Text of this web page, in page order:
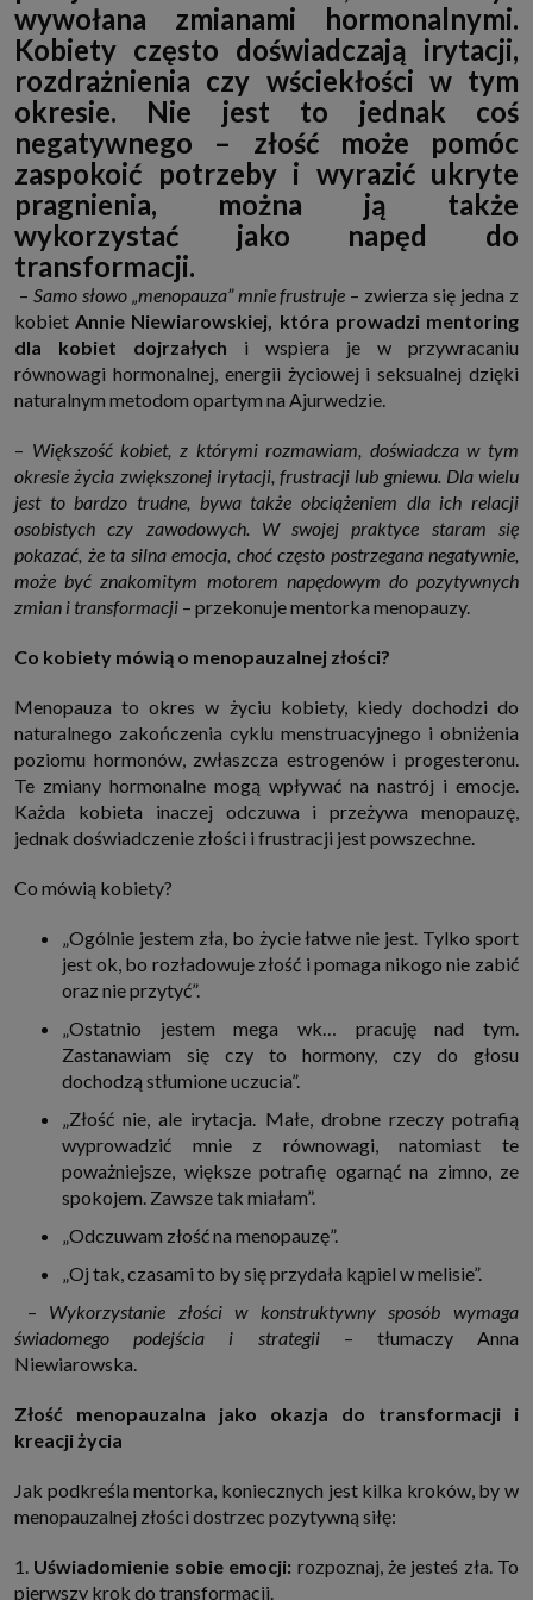
http://www.sagier.pl/
Jeżeli wyrazisz zgodę, o którą wyżej prosimy, administratorami Twoich
danych osobowych będą także nasi Zaufani Partnerzy. Listę Zaufanych
Partnerów możesz sprawdzić w każdym momencie na stronie naszej
polityki prywatności i tam też zmodyfikować lub cofnąć swoje zgody.
Podstawa i cel przetwarzania
Twoje dane przetwarzamy w następujących celach:
1. Jeśli zawieramy z Tobą umowę o realizację danej usługi (np. usługi
zapewniającej Ci możliwość zapoznania się z jednym z naszych serwisów
w oparciu o treść regulaminu tego serwisu), to możemy przetwarzać
Twoje dane w zakresie niezbędnym do realizacji tej umowy.
2. Zapewnianie bezpieczeństwa usługi (np. sprawdzenie, czy do Twojego
konta nie loguje się nieuprawniona osoba), dokonanie pomiarów
statystycznych, ulepszanie naszych usług i dopasowanie ich do potrzeb i
wygody użytkowników (np. personalizowanie treści w usługach), jak
również prowadzenie marketingu i promocji własnych usług (np. jeśli
interesujesz się motoryzacją i oglądasz artykuły w biznesistyl.pl lub na
innych stronach internetowych, to możemy Ci wyświetlić reklamę
dotyczącą artykułu w serwisie biznesistyl.pl/automoto. Takie
przetwarzanie danych to realizacja naszych prawnie uzasadnionych
3. Za Twoją zgodą usługi marketingowe dostarczą Ci nasi Zaufani
Partnerzy oraz my dla podmiotów trzecich. Aby móc pokazać interesujące
Cię reklamy (np. produktu, którego możesz potrzebować) reklamodawcy i
ich przedstawiciele chcieliby mieć możliwość przetwarzania Twoich
danych związanych z odwiedzanymi przez Ciebie stronami
internetowymi. Udzielenie takiej zgody jest dobrowolne, nie musisz jej
udzielać, nie pozbawi Cię to dostępu do naszych usług. Masz również
możliwość ograniczenia zakresu lub zmiany zgody w dowolnym
momencie.
przetwarzania, czyli w przypadku udzielenia zgody do momentu jej
cofnięcia, ograniczenia lub innych działań z Twojej strony ograniczających
czas jej wykonywania i ewentualnie okres przedawnienia roszczeń z niej
(zwykle nie więcej niż 3 lata, a maksymalnie 10 lat), a w przypadku, gdy
podstawą przetwarzania danych jest uzasadniony interes administratora,
do czasu zgłoszenia przez Ciebie skutecznego sprzeciwu.
Przekazywanie danych
Administratorzy danych mogą powierzać Twoje dane podwykonawcom IT,
księgowym, agencjom marketingowym etc. Zrobią to jedynie na
podstawie umowy o powierzenie przetwarzania danych zobowiązującej
nich do własnych celów.
Na naszych stronach używamy znaczników internetowych takich jak pliki
np. cookie lub local storage do zbierania i przetwarzania danych
osobowych w celu personalizowania treści i reklam oraz analizowania
ruchu na stronach, aplikacjach i w Internecie. W ten sposób technologię tę
Partnerzy, którzy także chcą dopasowywać reklamy do Twoich preferencji.
Cookies to dane informatyczne zapisywane w plikach i przechowywane na
Twoim urządzeniu końcowym (tj. twój komputer, tablet, smartphone itp.),
które przeglądarka wysyła do serwera przy każdorazowym wejściu na
stronę z tego urządzenia, podczas gdy odwiedzasz strony w Internecie.
Szczegółową informację na temat plików cookie i ich funkcjonowania
znajdziesz
pod tym linkiem
. Pod tym linkiem znajdziesz także informację
o tym jak zmienić ustawienia przeglądarki, aby ograniczyć lub wyłączyć
funkcjonowanie plików cookies itp. oraz jak usunąć takie pliki z Twojego
Twoje uprawnienia
Przysługują Ci następujące uprawnienia wobec Twoich danych i ich
Partnerów:
1. Jeśli udzieliłeś zgody na przetwarzanie danych możesz ją w każdej
chwili wycofać (cofnięcie zgody oczywiście nie uchyli zgodności z prawem
przetwarzania już dokonanego na jej podstawie);
2. Masz również prawo żądania dostępu do Twoich danych osobowych, ich
przeniesienia danych, wyrażenia sprzeciwu wobec przetwarzania danych
oraz prawo do wniesienia skargi do organu nadzorczego, którym w Polsce
jest Prezes Urzędu Ochrony Danych Osobowych.
wywołana zmianami hormonalnymi.
Kobiety często doświadczają irytacji,
rozdrażnienia czy wściekłości w tym
okresie. Nie jest to jednak coś
negatywnego – złość może pomóc
zaspokoić potrzeby i wyrazić ukryte
pragnienia, można ją także
wykorzystać jako napęd do
transformacji.
– Samo słowo „menopauza” mnie frustruje – zwierza się jedna z
kobietAnnie Niewiarowskiej, która prowadzi mentoring
dla kobiet dojrzałych i wspiera je w przywracaniu
równowagi hormonalnej, energii życiowej i seksualnej dzięki
naturalnym metodom opartym na Ajurwedzie.
– Większość kobiet, z którymi rozmawiam, doświadcza w tym
okresie życia zwiększonej irytacji, frustracji lub gniewu. Dla wielu
jest to bardzo trudne, bywa także obciążeniem dla ich relacji
osobistych czy zawodowych. W swojej praktyce staram się
pokazać, że ta silna emocja, choć często postrzegana negatywnie,
może być znakomitym motorem napędowym do pozytywnych
zmian i transformacji – przekonuje mentorka menopauzy.
Co kobiety mówią o menopauzalnej złości?
Menopauza to okres w życiu kobiety, kiedy dochodzi do
naturalnego zakończenia cyklu menstruacyjnego i obniżenia
poziomu hormonów, zwłaszcza estrogenów i progesteronu.
Te zmiany hormonalne mogą wpływać na nastrój i emocje.
Każda kobieta inaczej odczuwa i przeżywa menopauzę,
jednak doświadczenie złości i frustracji jest powszechne.
Co mówią kobiety?
„Ogólnie jestem zła, bo życie łatwe nie jest. Tylko sport
jest ok, bo rozładowuje złość i pomaga nikogo nie zabić
oraz nie przytyć”.
„Ostatnio jestem mega wk… pracuję nad tym.
Zastanawiam się czy to hormony, czy do głosu
dochodzą stłumione uczucia”.
„Złość nie, ale irytacja. Małe, drobne rzeczy potrafią
wyprowadzić mnie z równowagi, natomiast te
poważniejsze, większe potrafię ogarnąć na zimno, ze
spokojem. Zawsze tak miałam”.
„Odczuwam złość na menopauzę”.
„Oj tak, czasami to by się przydała kąpiel w melisie”.
– Wykorzystanie złości w konstruktywny sposób wymaga
świadomego podejścia i strategii – tłumaczy Anna
Niewiarowska.
Złość menopauzalna jako okazja do transformacji i
kreacji życia
Jak podkreśla mentorka, koniecznych jest kilka kroków, by w
menopauzalnej złości dostrzec pozytywną siłę:
1. Uświadomienie sobie emocji: rozpoznaj, że jesteś zła. To
pierwszy krok do transformacji.